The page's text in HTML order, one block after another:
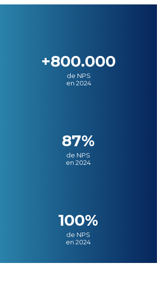
+800.000
de NPS
en 2024
87%
de NPS
en 2024
100%
de NPS
en 2024